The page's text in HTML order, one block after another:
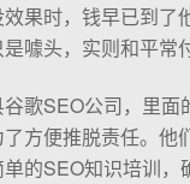
果时，钱早已到了
噱头，实则和平常
歌SEO公司，里面
方便推脱责任。他
的SEO知识培训，